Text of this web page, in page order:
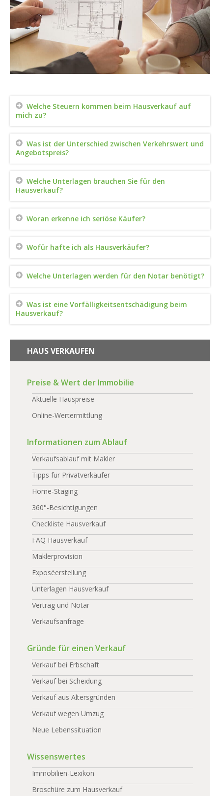
Welche Steuern kommen beim Hausverkauf auf
mich zu?
Was ist der Unterschied zwischen Verkehrswert und
Angebotspreis?
Welche Unterlagen brauchen Sie für den
Hausverkauf?
Woran erkenne ich seriöse Käufer?
Wofür hafte ich als Hausverkäufer?
Welche Unterlagen werden für den Notar benötigt?
Was ist eine Vorfälligkeitsentschädigung beim
Hausverkauf?
HAUS VERKAUFEN
Preise & Wert der Immobilie
Aktuelle Hauspreise
Online-Wertermittlung
Informationen zum Ablauf
Verkaufsablauf mit Makler
Tipps für Privatverkäufer
Home-Staging
360°-Besichtigungen
Checkliste Hausverkauf
FAQ Hausverkauf
Maklerprovision
Exposéerstellung
Unterlagen Hausverkauf
Vertrag und Notar
Verkaufsanfrage
Gründe für einen Verkauf
Verkauf bei Erbschaft
Verkauf bei Scheidung
Verkauf aus Altersgründen
Verkauf wegen Umzug
Neue Lebenssituation
Wissenswertes
Immobilien-Lexikon
Broschüre zum Hausverkauf